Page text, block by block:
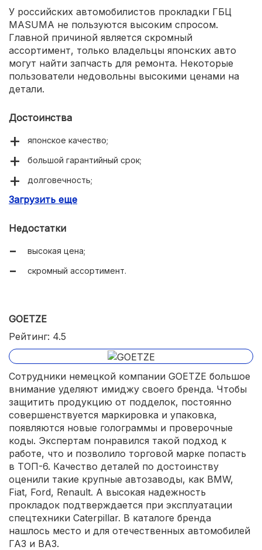
У российских автомобилистов прокладки ГБЦ
MASUMA не пользуются высоким спросом.
Главной причиной является скромный
ассортимент, только владельцы японских авто
могут найти запчасть для ремонта. Некоторые
пользователи недовольны высокими ценами на
детали.
Достоинства
японское качество;
большой гарантийный срок;
долговечность;
надежное уплотнение.
Загрузить еще
Недостатки
высокая цена;
скромный ассортимент.
GOETZE
Рейтинг: 4.5
Сотрудники немецкой компании GOETZE большое
внимание уделяют имиджу своего бренда. Чтобы
защитить продукцию от подделок, постоянно
совершенствуется маркировка и упаковка,
появляются новые голограммы и проверочные
коды. Экспертам понравился такой подход к
работе, что и позволило торговой марке попасть
в ТОП-6. Качество деталей по достоинству
оценили такие крупные автозаводы, как BMW,
Fiat, Ford, Renault. А высокая надежность
прокладок подтверждается при эксплуатации
спецтехники Caterpillar. В каталоге бренда
нашлось место и для отечественных автомобилей
ГАЗ и ВАЗ.